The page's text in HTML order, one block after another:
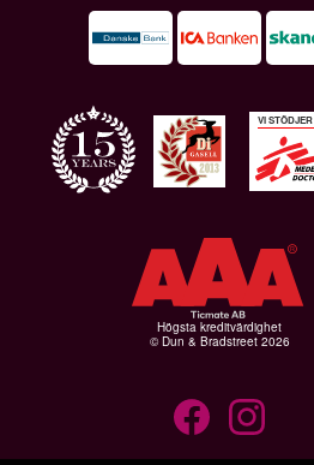
VI STÖDJER
Högsta kreditvärdighet
© Dun & Bradstreet 2026